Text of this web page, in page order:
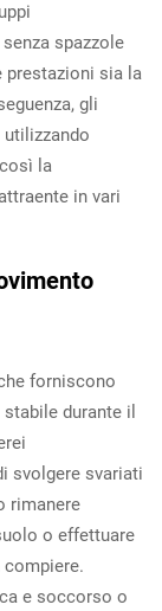
spazzole
prestazioni sia la
gli
la
in vari
forniscono
durante il
svolgere svariati
rimanere
o effettuare
e soccorso o